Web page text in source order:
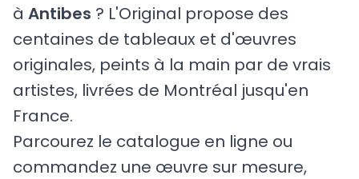
à Antibes ? L'Original propose des
centaines de tableaux et d'œuvres
originales, peints à la main par de vrais
artistes, livrées de Montréal jusqu'en
France.
Parcourez le catalogue en ligne ou
commandez une œuvre sur mesure,